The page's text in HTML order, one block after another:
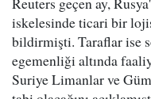
iskelesinde ticari bir
bildirmişti. Taraflar ise
egemenliği altında
Suriye Limanlar ve